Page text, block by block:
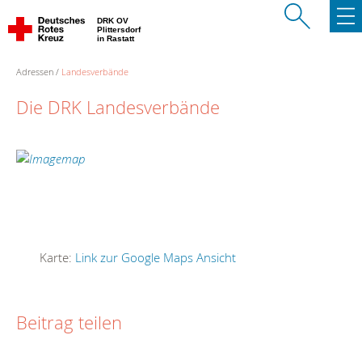
DRK OV
Plittersdorf
in Rastatt
Adressen Landesverbände
Die DRK Landesverbände
Karte: Link zur Google Maps Ansicht
Beitrag teilen